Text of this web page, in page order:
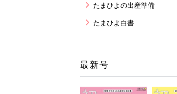
たまひよの出産準備
たまひよ白書
最新号